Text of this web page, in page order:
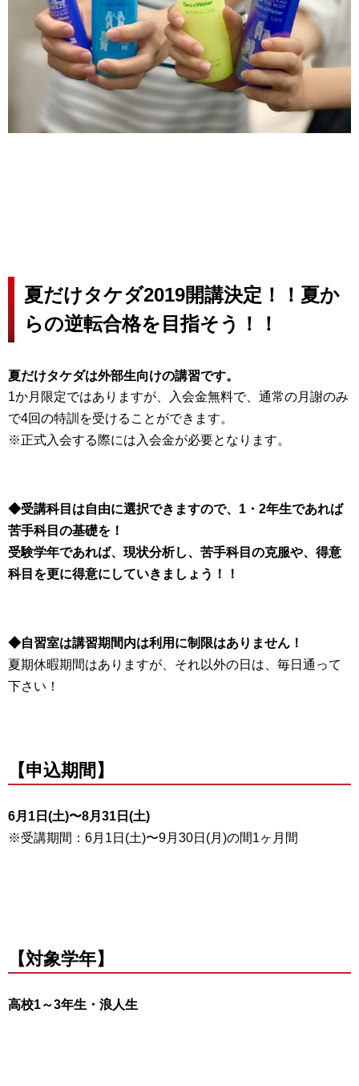
夏だけタケダ2019開講決定！！夏か
らの逆転合格を目指そう！！
夏だけタケダは外部生向けの講習です。
1か月限定ではありますが、入会金無料で、通常の月謝のみ
で4回の特訓を受けることができます。
※正式入会する際には入会金が必要となります。
◆受講科目は自由に選択できますので、1・2年生であれば
苦手科目の基礎を！
受験学年であれば、現状分析し、苦手科目の克服や、得意
科目を更に得意にしていきましょう！！
◆自習室は講習期間内は利用に制限はありません！
夏期休暇期間はありますが、それ以外の日は、毎日通って
下さい！
【申込期間】
6月1日(土)〜8月31日(土)
※受講期間：6月1日(土)〜9月30日(月)の間1ヶ月間
【対象学年】
高校1～3年生・浪人生